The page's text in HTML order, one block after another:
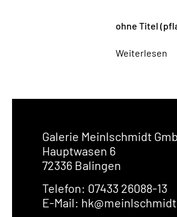
ohne Titel
Weiterlesen
Galerie Meinlschmidt
Hauptwasen 6
72336 Balingen
Telefon: 07433 26088-13
E-Mail: